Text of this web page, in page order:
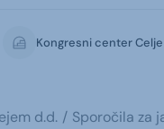
Kongresni center Celje
d.d.
Sporočila za